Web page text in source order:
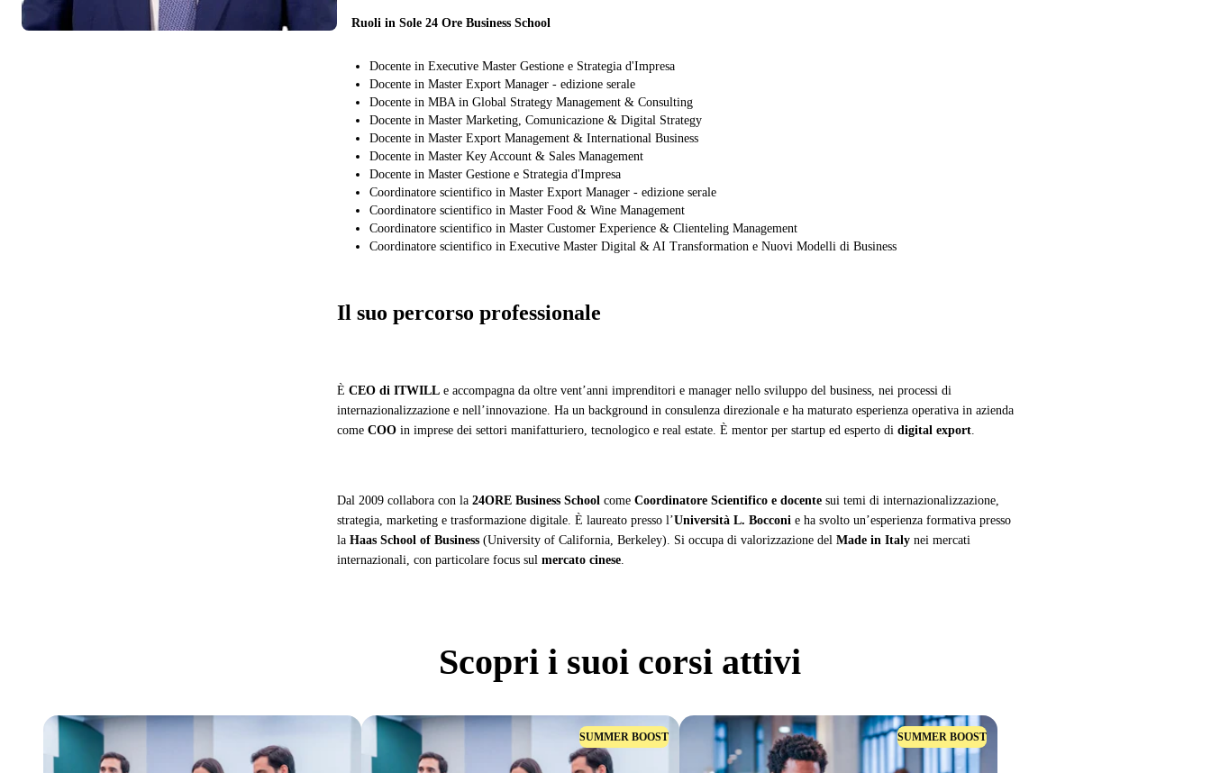
Ruoli in Sole 24 Ore Business School
Docente in Executive Master Gestione e Strategia d'Impresa
Docente in Master Export Manager - edizione serale
Docente in MBA in Global Strategy Management & Consulting
Docente in Master Marketing, Comunicazione & Digital Strategy
Docente in Master Export Management & International Business
Docente in Master Key Account & Sales Management
Docente in Master Gestione e Strategia d'Impresa
Coordinatore scientifico in Master Export Manager - edizione serale
Coordinatore scientifico in Master Food & Wine Management
Coordinatore scientifico in Master Customer Experience & Clienteling Management
Coordinatore scientifico in Executive Master Digital & AI Transformation e Nuovi Modelli di Business
Il suo percorso professionale
È CEO di ITWILL e accompagna da oltre vent’anni imprenditori e manager nello sviluppo del business, nei processi di
internazionalizzazione e nell’innovazione. Ha un background in consulenza direzionale e ha maturato esperienza operativa in azienda
come COO in imprese dei settori manifatturiero, tecnologico e real estate. È mentor per startup ed esperto di digital export
Dal 2009 collabora con la 24ORE Business School come Coordinatore Scientifico e docente sui temi di internazionalizzazione,
strategia, marketing e trasformazione digitale. È laureato presso l’Università L. Bocconi e ha svolto un’esperienza formativa presso
la Haas School of Business (University of California, Berkeley). Si occupa di valorizzazione del Made in Italy nei mercati
internazionali, con particolare focus sul mercato cinese
Scopri i suoi corsi attivi
SUMMER BOOST SUMMER BOOST